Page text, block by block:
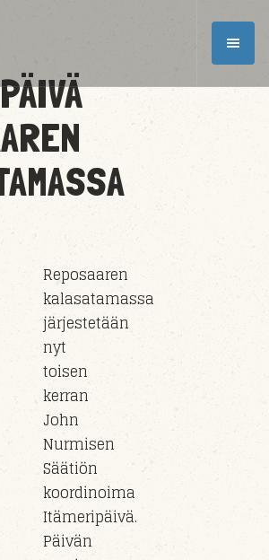
Reposaaren
kalasatamassa
järjestetään
nyt
toisen
kerran
John
Nurmisen
Säätiön
koordinoima
Itämeripäivä.
Päivän